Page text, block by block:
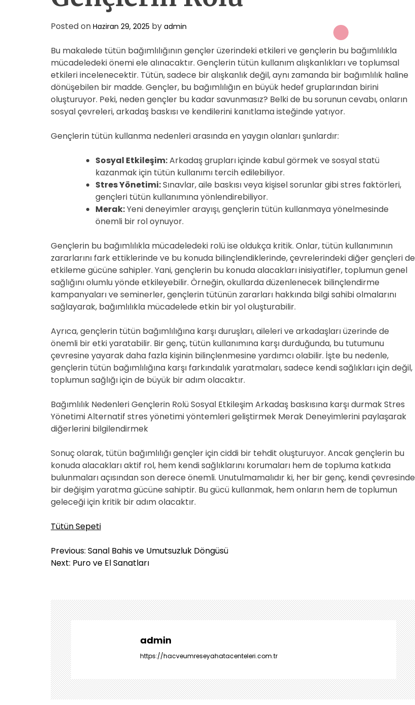
Posted on Haziran 29, 2025 by admin
Bu makalede tütün bağımlılığının gençler üzerindeki etkileri ve gençlerin bu bağımlılıkla
mücadeledeki önemi ele alınacaktır. Gençlerin tütün kullanım alışkanlıkları ve toplumsal
etkileri incelenecektir. Tütün, sadece bir alışkanlık değil, aynı zamanda bir bağımlılık haline
dönüşebilen bir madde. Gençler, bu bağımlılığın en büyük hedef gruplarından birini
oluşturuyor. Peki, neden gençler bu kadar savunmasız? Belki de bu sorunun cevabı, onların
sosyal çevreleri, arkadaş baskısı ve kendilerini kanıtlama isteğinde yatıyor.
Gençlerin tütün kullanma nedenleri arasında en yaygın olanları şunlardır:
Sosyal Etkileşim:Arkadaş grupları içinde kabul görmek ve sosyal statü
kazanmak için tütün kullanımı tercih edilebiliyor.
Stres Yönetimi:Sınavlar, aile baskısı veya kişisel sorunlar gibi stres faktörleri,
gençleri tütün kullanımına yönlendirebiliyor.
Merak:Yeni deneyimler arayışı, gençlerin tütün kullanmaya yönelmesinde
önemli bir rol oynuyor.
Gençlerin bu bağımlılıkla mücadeledeki rolü ise oldukça kritik. Onlar, tütün kullanımının
zararlarını fark ettiklerinde ve bu konuda bilinçlendiklerinde, çevrelerindeki diğer gençleri de
etkileme gücüne sahipler. Yani, gençlerin bu konuda alacakları inisiyatifler, toplumun genel
sağlığını olumlu yönde etkileyebilir. Örneğin, okullarda düzenlenecek bilinçlendirme
kampanyaları ve seminerler, gençlerin tütünün zararları hakkında bilgi sahibi olmalarını
sağlayarak, bağımlılıkla mücadelede etkin bir yol oluşturabilir.
Ayrıca, gençlerin tütün bağımlılığına karşı duruşları, aileleri ve arkadaşları üzerinde de
önemli bir etki yaratabilir. Bir genç, tütün kullanımına karşı durduğunda, bu tutumunu
çevresine yayarak daha fazla kişinin bilinçlenmesine yardımcı olabilir. İşte bu nedenle,
gençlerin tütün bağımlılığına karşı farkındalık yaratmaları, sadece kendi sağlıkları için değil,
toplumun sağlığı için de büyük bir adım olacaktır.
Bağımlılık Nedenleri Gençlerin Rolü Sosyal Etkileşim Arkadaş baskısına karşı durmak Stres
Yönetimi Alternatif stres yönetimi yöntemleri geliştirmek Merak Deneyimlerini paylaşarak
diğerlerini bilgilendirmek
Sonuç olarak, tütün bağımlılığı gençler için ciddi bir tehdit oluşturuyor. Ancak gençlerin bu
konuda alacakları aktif rol, hem kendi sağlıklarını korumaları hem de topluma katkıda
bulunmaları açısından son derece önemli. Unutulmamalıdır ki, her bir genç, kendi çevresinde
bir değişim yaratma gücüne sahiptir. Bu gücü kullanmak, hem onların hem de toplumun
geleceği için kritik bir adım olacaktır.
Tütün Sepeti
Y
a
g
e
z
i
n
m
e
s
i
Previous: Sanal Bahis ve Umutsuzluk Döngüsü
Next: Puro ve El Sanatları
admin
https://hacveumreseyahatacenteleri.com.tr